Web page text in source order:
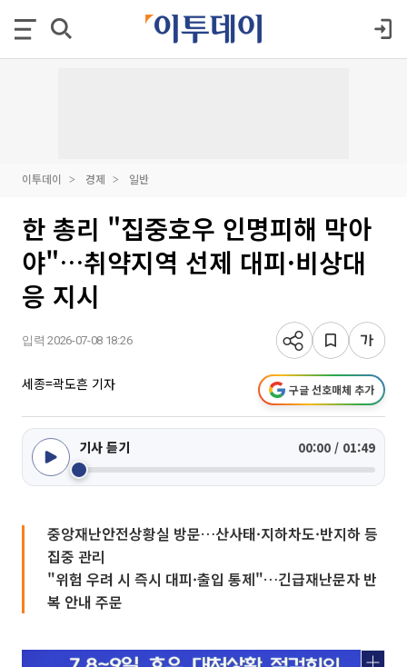
이투데이 경제 일반
한 총리 "집중호우 인명피해 막아
야"…취약지역 선제 대피·비상대
응 지시
입력 2026-07-08 18:26
세종=곽도흔 기자 구글 선호매체 추가
기사 듣기 00:00 / 01:49
중앙재난안전상황실 방문…산사태·지하차도·반지하 등
집중 관리
"위험 우려 시 즉시 대피·출입 통제"…긴급재난문자 반
복 안내 주문